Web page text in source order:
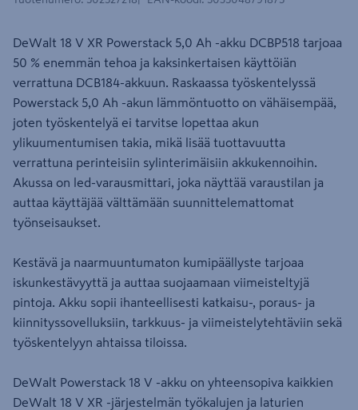
DeWalt 18 V XR Powerstack 5,0 Ah -akku DCBP518 tarjoaa
50 % enemmän tehoa ja kaksinkertaisen käyttöiän
verrattuna DCB184-akkuun. Raskaassa työskentelyssä
Powerstack 5,0 Ah -akun lämmöntuotto on vähäisempää,
joten työskentelyä ei tarvitse lopettaa akun
ylikuumentumisen takia, mikä lisää tuottavuutta
verrattuna perinteisiin sylinterimäisiin akkukennoihin.
Akussa on led-varausmittari, joka näyttää varaustilan ja
auttaa käyttäjää välttämään suunnittelemattomat
työnseisaukset.
Kestävä ja naarmuuntumaton kumipäällyste tarjoaa
iskunkestävyyttä ja auttaa suojaamaan viimeisteltyjä
pintoja. Akku sopii ihanteellisesti katkaisu-, poraus- ja
kiinnityssovelluksiin, tarkkuus- ja viimeistelytehtäviin sekä
työskentelyyn ahtaissa tiloissa.
DeWalt Powerstack 18 V -akku on yhteensopiva kaikkien
DeWalt 18 V XR -järjestelmän työkalujen ja laturien